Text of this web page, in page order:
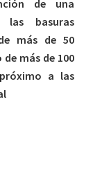
de una
las basuras
más de 50
más de 100
a las